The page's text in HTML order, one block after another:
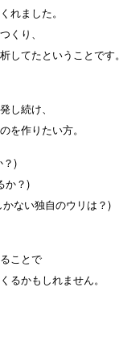
れました。
くり、
してたということです。
し続け、
を作りたい方。
)
か？)
ない独自のウリは？)
ことで
るかもしれません。